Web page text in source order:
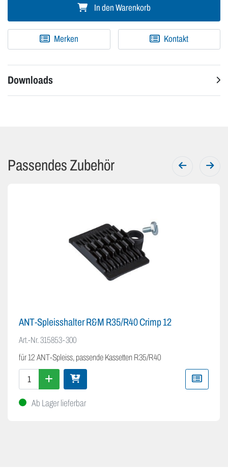
In den Warenkorb
Merken Kontakt
Downloads
Passendes Zubehör
ANT-Spleisshalter R&M R35/R40 Crimp 12
Art.-Nr.315853-300
für 12 ANT-Spleiss, passende Kassetten R35/R40
Ab Lager lieferbar